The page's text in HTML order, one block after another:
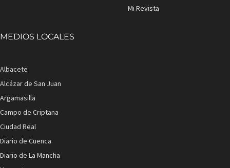
Mi Revista
MEDIOS LOCALES
Albacete
Alcázar de San Juan
Argamasilla
Campo de Criptana
Ciudad Real
Diario de Cuenca
Diario de La Mancha